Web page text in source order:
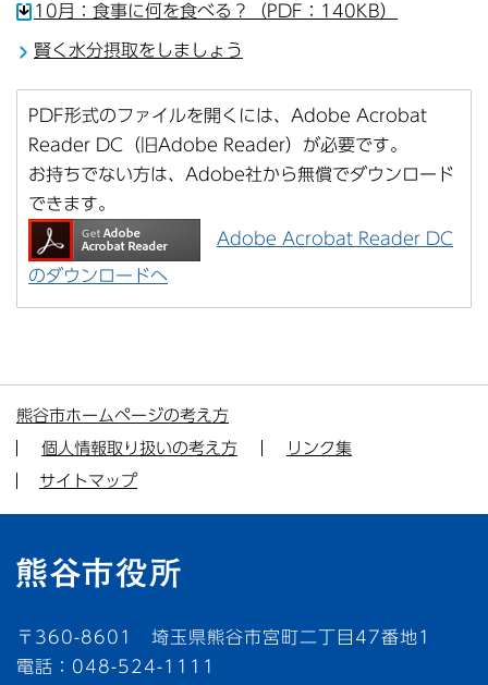
10月：食事に何を食べる？（PDF：140KB）
賢く水分摂取をしましょう
PDF形式のファイルを開くには、Adobe Acrobat
Reader DC（旧Adobe Reader）が必要です。
お持ちでない方は、Adobe社から無償でダウンロード
できます。
Adobe Acrobat Reader DC
のダウンロードへ
熊谷市ホームページの考え方
個人情報取り扱いの考え方
リンク集
サイトマップ
〒360-8601 埼玉県熊谷市宮町二丁目47番地1
電話：048-524-1111